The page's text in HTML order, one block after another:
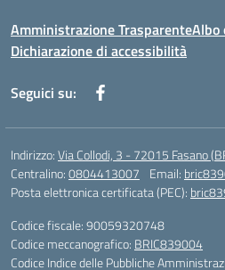
Amministrazione TrasparenteAlbo
Dichiarazione di accessibilità
Seguici su:
Indirizzo:Via Collodi, 3 - 72015 Fasano
Centralino:0804413007 Email:
Posta elettronica certificata (PEC):
Codice fiscale: 90059320748
Codice meccanografico: BRIC839004
Codice Indice delle Pubbliche